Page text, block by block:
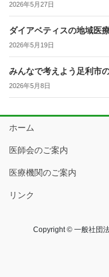
2026年5月27日
ダイアベティスの地域医
2026年5月19日
みんなで考えよう足利市
2026年5月8日
ホーム
医師会のご案内
医療機関のご案内
リンク
Copyright © 一般社団